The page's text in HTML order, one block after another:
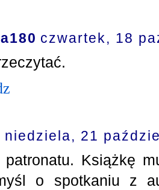
czwartek, 18
niedziela, 21
patronatu. Książkę
o spotkaniu z